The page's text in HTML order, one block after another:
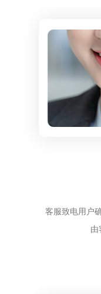
客服致电用户
由